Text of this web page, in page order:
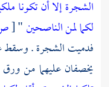
الشجرة إلا أن تكونا
لكما لمن الناصحين"
[
فدميت الشجرة . وسقط
يخصفان عليهما من ورق